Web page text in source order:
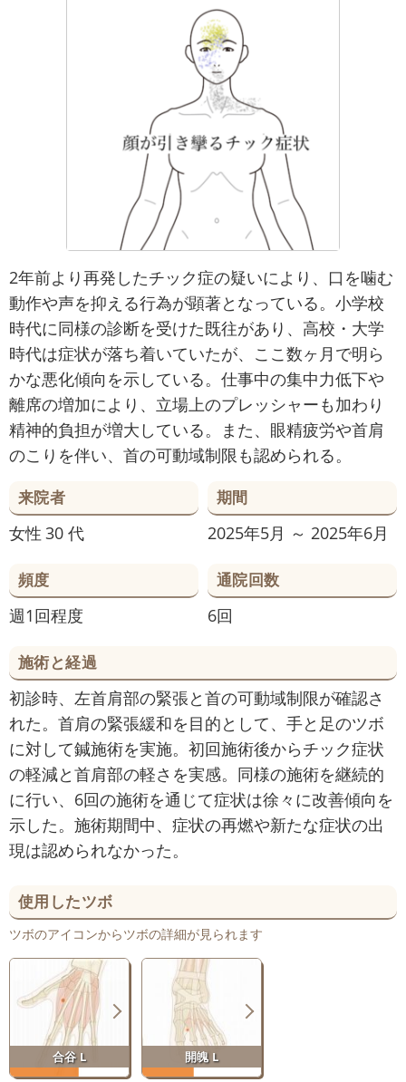
2年前より再発したチック症の疑いにより、口を噛む
動作や声を抑える行為が顕著となっている。小学校
時代に同様の診断を受けた既往があり、高校・大学
時代は症状が落ち着いていたが、ここ数ヶ月で明ら
かな悪化傾向を示している。仕事中の集中力低下や
離席の増加により、立場上のプレッシャーも加わり
精神的負担が増大している。また、眼精疲労や首肩
のこりを伴い、首の可動域制限も認められる。
来院者
女性 30 代
期間
2025年5月 ～ 2025年6月
頻度
週1回程度
通院回数
6回
施術と経過
初診時、左首肩部の緊張と首の可動域制限が確認さ
れた。首肩の緊張緩和を目的として、手と足のツボ
に対して鍼施術を実施。初回施術後からチック症状
の軽減と首肩部の軽さを実感。同様の施術を継続的
に行い、6回の施術を通じて症状は徐々に改善傾向を
示した。施術期間中、症状の再燃や新たな症状の出
現は認められなかった。
使用したツボ
ツボのアイコンからツボの詳細が見られます
合谷 L 開魄 L